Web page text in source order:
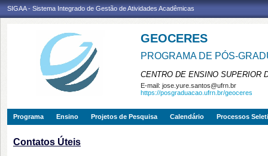
SIGAA - Sistema Integrado de Gestão de Atividades Acadêmicas
GEOCERES
PROGRAMA DE PÓS-
CENTRO DE ENSINO SUPERIOR
E-mail: jose.yure.santos@ufrn.br
https://posgraduacao.ufrn.br/geoceres
Programa Ensino Projetos de Pesquisa Calendário Processos
Contatos Úteis